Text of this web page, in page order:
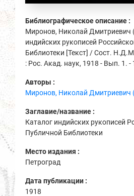
Библиографическое описание :
Миронов, Николай Дмитриевич
индийских рукописей
Библиотеки [Текст] / Сост.
: Рос. Акад. наук, 1918 - Вып. 1. -
Авторы :
Миронов, Николай Дмитриевич
Заглавие/название :
Каталог индийских рукописей
Публичной Библиотеки
Место издания :
Петроград
Дата публикации :
1918